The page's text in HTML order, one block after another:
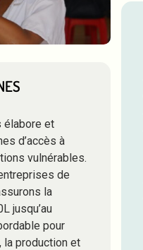
élabore et
d’accès à
vulnérables.
de
la
jusqu’au
pour
la production et